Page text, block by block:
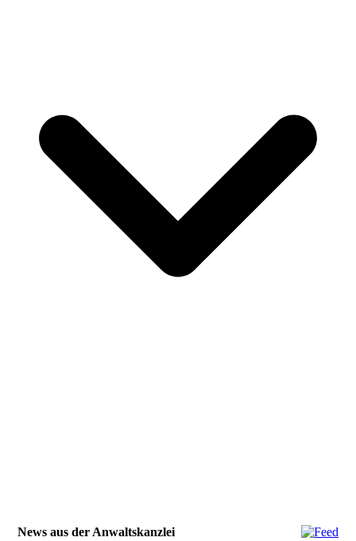
News aus der Anwaltskanzlei